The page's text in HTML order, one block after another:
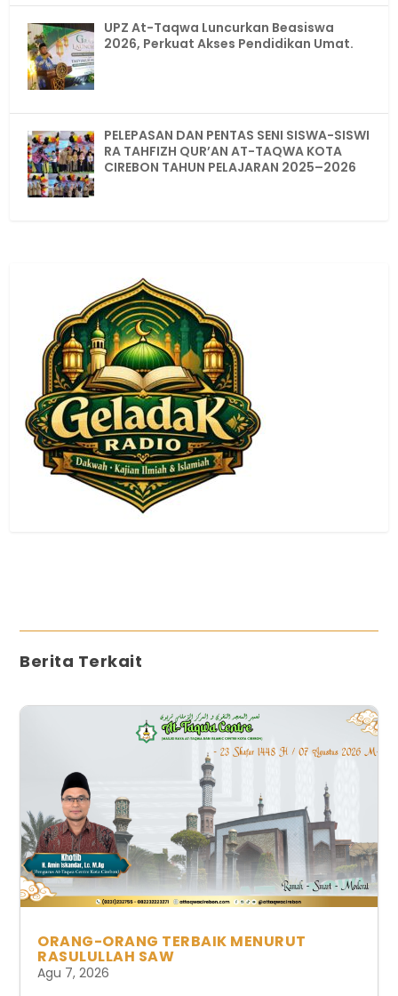
UPZ At-Taqwa Luncurkan Beasiswa
2026, Perkuat Akses Pendidikan Umat.
PELEPASAN DAN PENTAS SENI SISWA-SISWI
RA TAHFIZH QUR’AN AT-TAQWA KOTA
CIREBON TAHUN PELAJARAN 2025–2026
Berita Terkait
ORANG-ORANG TERBAIK MENURUT
RASULULLAH SAW
Agu 7, 2026